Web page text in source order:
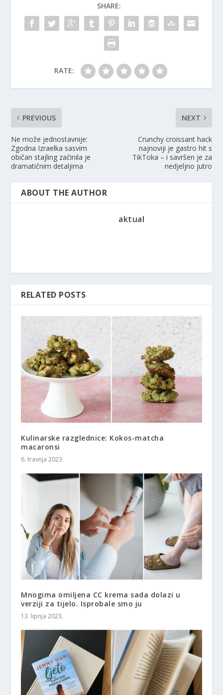
SHARE:
RATE:
PREVIOUS
Ne može jednostavnije:
Zgodna Izraelka sasvim
običan stajling začinila je
dramatičnim detaljima
NEXT
Crunchy croissant hack
najnoviji je gastro hit s
TikToka – i savršen je za
nedjeljno jutro
ABOUT THE AUTHOR
aktual
RELATED POSTS
Kulinarske razglednice: Kokos-matcha
macaronsi
6. travnja 2023.
Mnogima omiljena CC krema sada dolazi u
verziji za tijelo. Isprobale smo ju
13. lipnja 2023.